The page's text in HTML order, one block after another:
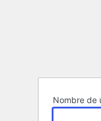
Nombre de